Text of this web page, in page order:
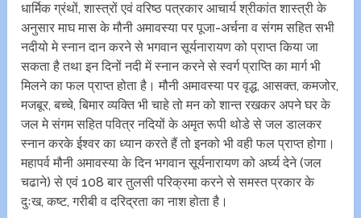
धार्मिक ग्रंथों, शास्त्रों एवं वरिष्ठ पत्रकार आचार्य श्रीकांत शास्त्री के
अनुसार माघ मास के मौनी अमावस्या पर पूजा-अर्चना व संगम सहित सभी
नदीयो मे स्नान दान करने से भगवान सूर्यनारायण को प्राप्त किया जा
सकता है तथा इन दिनों नदी में स्नान करने से स्वर्ग प्राप्ति का मार्ग भी
मिलने का फल प्राप्त होता है। मौनी अमावस्या पर वृद्ध, आसक्त, कमजोर,
मजबूर, बच्चे, बिमार व्यक्ति भी चाहे तो मन को शान्त रखकर अपने घर के
जल मे संगम सहित पवित्र नदियों के अमृत रूपी थोडे से जल डालकर
स्नान करके ईश्वर का ध्यान करते हैं तो इनको भी वही फल प्राप्त होगा।
महापर्व मौनी अमावस्या के दिन भगवान सूर्यनारायण को अर्घ्य देने (जल
चढाने) से एवं 108 बार तुलसी परिक्रमा करने से समस्त प्रकार के
दुःख, कष्ट, गरीबी व दरिद्रता का नाश होता है।